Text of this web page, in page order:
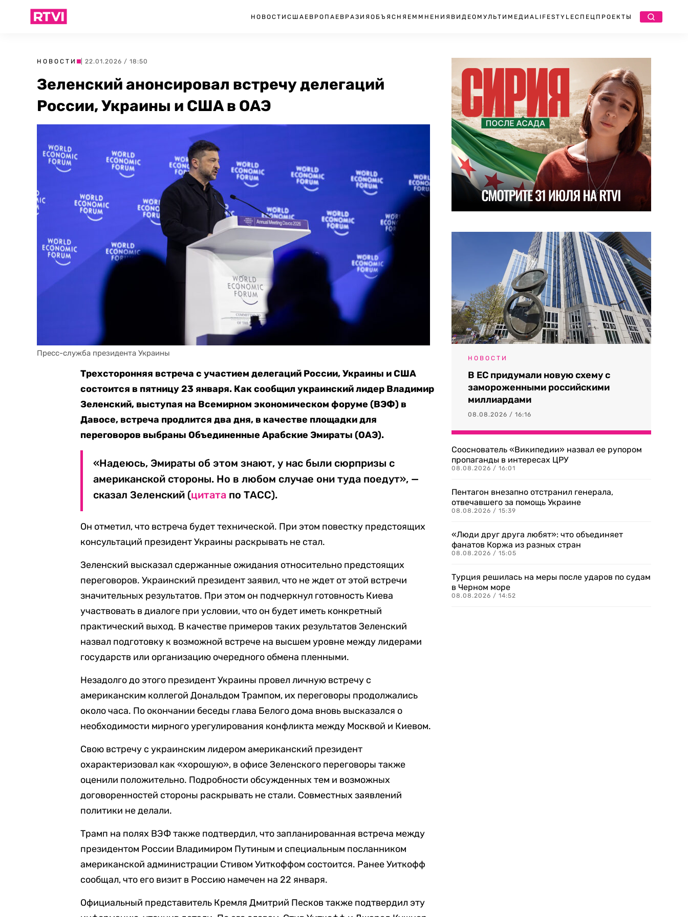
НОВОСТИ США ЕВРОПА ЕВРАЗИЯ ОБЪЯСНЯЕМ МНЕНИЯ ВИДЕО МУЛЬТИМЕДИА LIFESTYLEСПЕЦПРОЕКТЫ
НОВОСТИ | 22.01.2026 / 18:50
Зеленский анонсировал встречу делегаций
России, Украины и США в ОАЭ
Пресс-служба президента Украины
Трехсторонняя встреча с участием делегаций России, Украины и США
состоится в пятницу 23 января. Как сообщил украинский лидер Владимир
Зеленский, выступая на Всемирном экономическом форуме (ВЭФ) в
Давосе, встреча продлится два дня, в качестве площадки для
переговоров выбраны Объединенные Арабские Эмираты (ОАЭ).
«Надеюсь, Эмираты об этом знают, у нас были сюрпризы с
американской стороны. Но в любом случае они туда поедут», —
сказал Зеленский (цитата по ТАСС).
Он отметил, что встреча будет технической. При этом повестку предстоящих
консультаций президент Украины раскрывать не стал.
Зеленский высказал сдержанные ожидания относительно предстоящих
переговоров. Украинский президент заявил, что не ждет от этой встречи
значительных результатов. При этом он подчеркнул готовность Киева
участвовать в диалоге при условии, что он будет иметь конкретный
практический выход. В качестве примеров таких результатов Зеленский
назвал подготовку к возможной встрече на высшем уровне между лидерами
государств или организацию очередного обмена пленными.
Незадолго до этого президент Украины провел личную встречу с
американским коллегой Дональдом Трампом, их переговоры продолжались
около часа. По окончании беседы глава Белого дома вновь высказался о
необходимости мирного урегулирования конфликта между Москвой и Киевом.
Свою встречу с украинским лидером американский президент
охарактеризовал как «хорошую», в офисе Зеленского переговоры также
оценили положительно. Подробности обсужденных тем и возможных
договоренностей стороны раскрывать не стали. Совместных заявлений
политики не делали.
Трамп на полях ВЭФ также подтвердил, что запланированная встреча между
президентом России Владимиром Путиным и специальным посланником
американской администрации Стивом Уиткоффом состоится. Ранее Уиткофф
сообщал, что его визит в Россию намечен на 22 января.
Официальный представитель Кремля Дмитрий Песков также подтвердил эту
НОВОСТИ
В ЕС придумали новую схему с
замороженными российскими
миллиардами
08.08.2026 / 16:16
Сооснователь «Википедии» назвал ее рупором
пропаганды в интересах ЦРУ
08.08.2026 / 16:01
Пентагон внезапно отстранил генерала,
отвечавшего за помощь Украине
08.08.2026 / 15:39
«Люди друг друга любят»: что объединяет
фанатов Коржа из разных стран
08.08.2026 / 15:05
Турция решилась на меры после ударов по судам
в Черном море
08.08.2026 / 14:52